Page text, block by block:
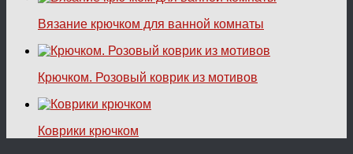
Вязание крючком для ванной комнаты
Крючком. Розовый коврик из мотивов
Коврики крючком